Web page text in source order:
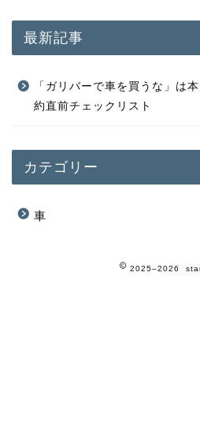
最新記事
「ガリバーで車を買うな」は
約直前チェックリスト
カテゴリー
車
2025–2026